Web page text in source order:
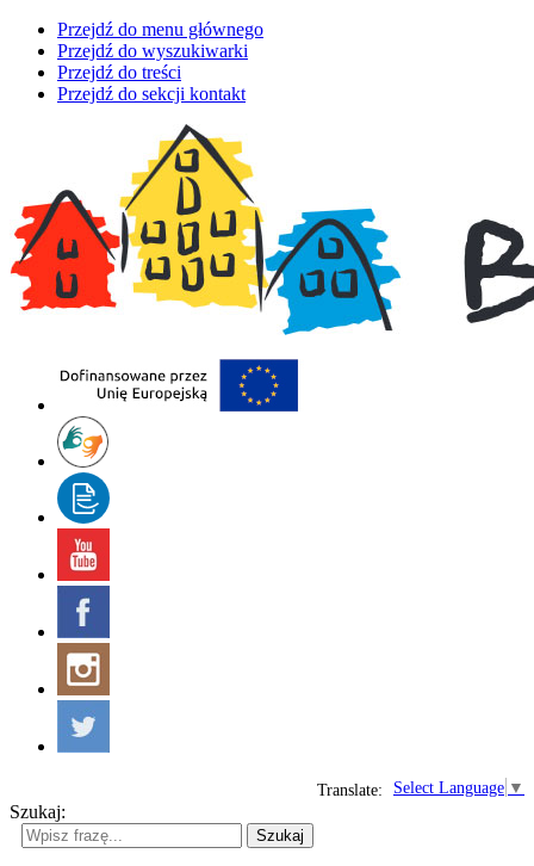
Przejdź do menu głównego
Przejdź do wyszukiwarki
Przejdź do treści
Przejdź do sekcji kontakt
Select Language ▼
Translate:
Szukaj:
Szukaj